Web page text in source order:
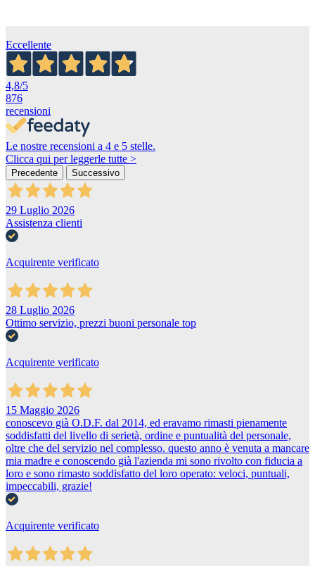
Eccellente
4,8/5
876
recensioni
Le nostre recensioni a 4 e 5 stelle.
Clicca qui per leggerle tutte >
Precedente Successivo
29 Luglio 2026
Assistenza clienti
Acquirente verificato
28 Luglio 2026
Ottimo servizio, prezzi buoni personale top
Acquirente verificato
15 Maggio 2026
conoscevo già O.D.F. dal 2014, ed eravamo rimasti pienamente
soddisfatti del livello di serietà, ordine e puntualità del personale,
oltre che del servizio nel complesso. questo anno è venuta a mancare
mia madre e conoscendo già l'azienda mi sono rivolto con fiducia a
loro e sono rimasto soddisfatto del loro operato: veloci, puntuali,
impeccabili, grazie!
Acquirente verificato